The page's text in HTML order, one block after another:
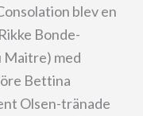
blev en
Bonde-
Maitre) med
Bettina
Olsen-tränade